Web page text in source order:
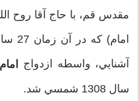
مقدس قم، با حاج آقا روح
آشنايي، واسطه‌ ازدواج
سال 1308 شمسي شد.